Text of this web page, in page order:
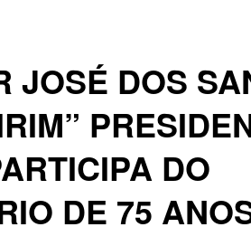
JOSÉ DOS
DO
DE 75